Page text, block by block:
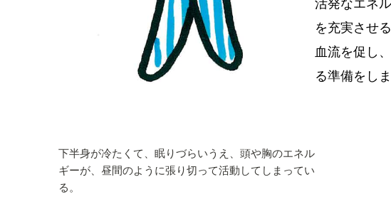
下半身が冷たくて、眠りづらいうえ、頭や胸のエネル
ギーが、昼間のように張り切って活動してしまってい
る。
活発なエネ
を充実させ
血流を促し
る準備をしま